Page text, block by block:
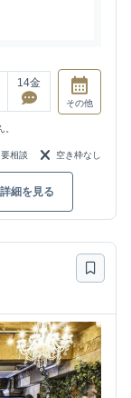
14金
その他
要相談 空き枠なし
詳細を見る